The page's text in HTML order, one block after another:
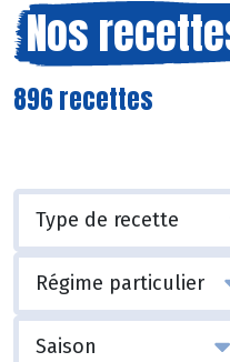
Nos
896 recettes